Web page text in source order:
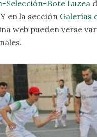
Selección-Bote Luzea
en la sección Galerías
web pueden verse